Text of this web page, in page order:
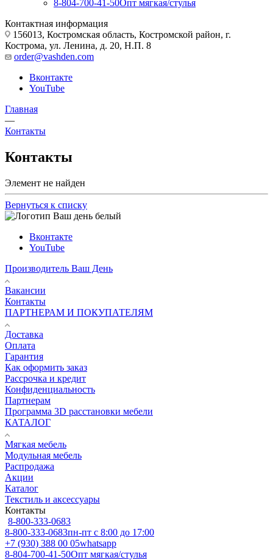
8-804-700-41-50Опт мягкая/стулья
Контактная информация
156013, Костромская область, Костромской район, г.
Кострома, ул. Ленина, д. 20, Н.П. 8
order@vashden.com
Вконтакте
YouTube
Главная
—
Контакты
Контакты
Элемент не найден
Вернуться к списку
Вконтакте
YouTube
Производитель Ваш День
Вакансии
Контакты
ПАРТНЕРАМ И ПОКУПАТЕЛЯМ
Доставка
Оплата
Гарантия
Как оформить заказ
Рассрочка и кредит
Конфиденциальность
Партнерам
Программа 3D расстановки мебели
КАТАЛОГ
Мягкая мебель
Модульная мебель
Распродажа
Акции
Каталог
Текстиль и аксессуары
Контакты
8-800-333-0683
8-800-333-0683пн-пт с 8:00 до 17:00
+7 (930) 388 00 05whatsapp
8-804-700-41-50Опт мягкая/стулья